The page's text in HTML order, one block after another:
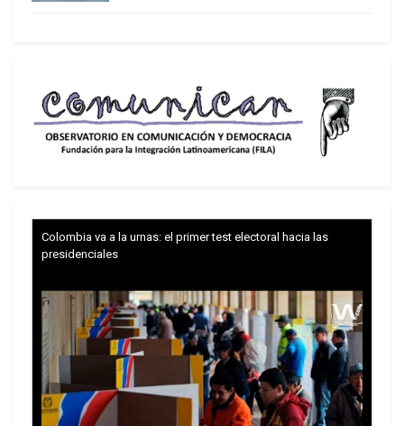
Colombia va a la urnas: el primer test electoral hacia las
presidenciales